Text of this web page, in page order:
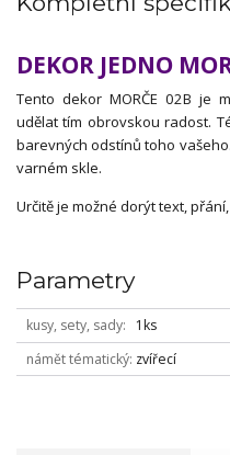
DEKOR JEDNO
Tento dekor MORČE 02B je
udělat tím obrovskou radost.
barevných odstínů toho
varném skle.
Určitě je možné dorýt text,
Parametry
kusy, sety, sady
1ks
námět tématický zvířecí